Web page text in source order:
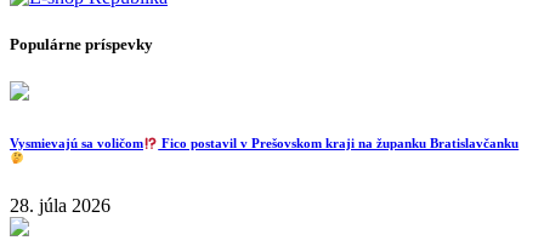
Populárne príspevky
Vysmievajú sa voličom Fico postavil v Prešovskom kraji na županku Bratislavčanku
28. júla 2026